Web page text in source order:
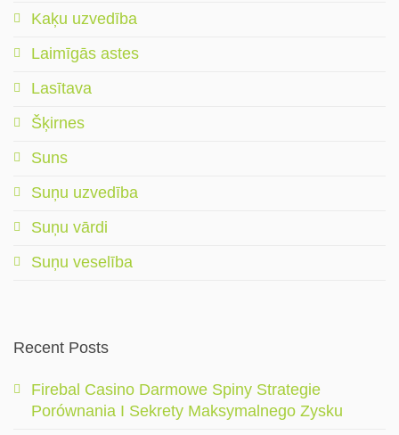
Kaķu uzvedība
Laimīgās astes
Lasītava
Šķirnes
Suns
Suņu uzvedība
Suņu vārdi
Suņu veselība
Recent Posts
Firebal Casino Darmowe Spiny Strategie
Porównania I Sekrety Maksymalnego Zysku